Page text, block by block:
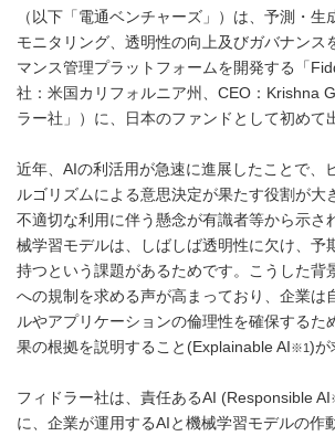
（以下「電通ベンチャーズ」）は、予測・生
モニタリング、透明性の向上及びガバナンス
マンス管理プラットフォームを開発する「
社：米国カリフォルニア州、CEO：Krishna
ラー社」）に、日本のファンドとして初めて
近年、AIの利活用が急速に進展したことで、
ルゴリズムによる意思決定が果たす役割が大
不適切な利用に伴う懸念が有識者等から示さ
械学習モデルは、しばしば透明性に欠け、予
持つという課題があるためです。こうした背
への規制を求める声が高まっており、企業は
ルやアプリケーションの倫理性を確保するた
果の根拠を説明すること(Explainable AI ※1)が
フィドラー社は、責任あるAI (Responsible AI
に、企業が運用するAIと機械学習モデルの作